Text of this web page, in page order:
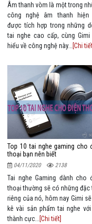
Âm thanh vòm là một trong
công nghệ âm thanh hiện
được tích hợp trong những
tai nghe cao cấp, cùng Gimi
hiểu về công nghệ này...
[Chi
Top 10 tai nghe gaming cho
thoại bạn nên biết
04/11/2020 2138
Tai nghe Gaming dành cho
thoại thường sẽ có những đặc
riêng của nó, hôm nay Gimi
kê vài sản phẩm tai nghe
thành cực...
[Chi tiết]